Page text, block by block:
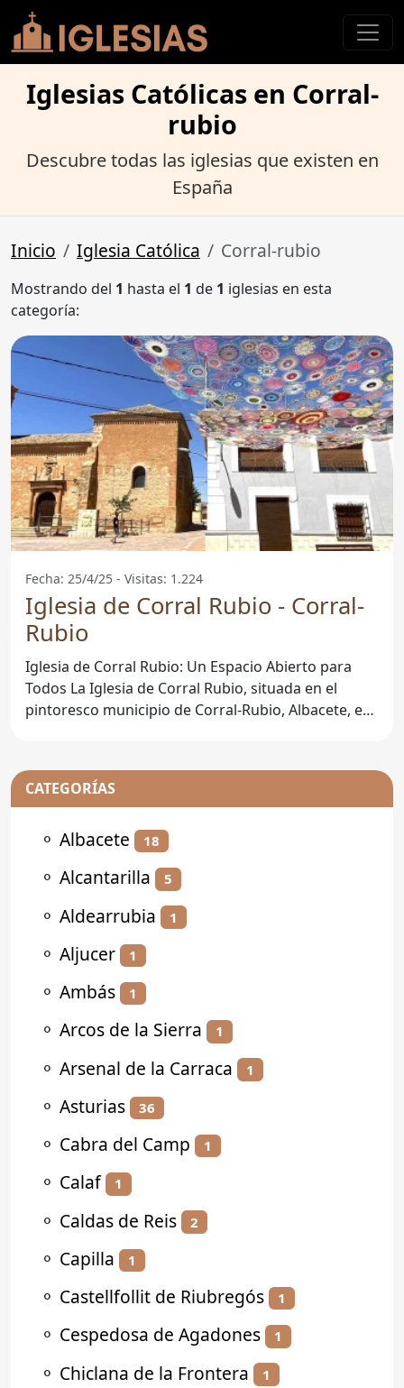
Iglesias Católicas en Corral-
rubio
Descubre todas las iglesias que existen en
España
Inicio Iglesia Católica Corral-rubio
Mostrando del 1 hasta el 1 de 1 iglesias en esta
categoría:
Fecha: 25/4/25 - Visitas: 1.224
Iglesia de Corral Rubio - Corral-
Rubio
Iglesia de Corral Rubio: Un Espacio Abierto para
Todos La Iglesia de Corral Rubio, situada en el
pintoresco municipio de Corral-Rubio, Albacete, es
CATEGORÍAS
⚬ Albacete 18
⚬ Alcantarilla 5
⚬ Aldearrubia 1
⚬ Aljucer 1
⚬ Ambás 1
⚬ Arcos de la Sierra 1
⚬ Arsenal de la Carraca 1
⚬ Asturias 36
⚬ Cabra del Camp 1
⚬ Calaf 1
⚬ Caldas de Reis 2
⚬ Capilla 1
⚬ Castellfollit de Riubregós 1
⚬ Cespedosa de Agadones 1
⚬ Chiclana de la Frontera 1